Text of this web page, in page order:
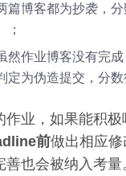
篇博客都为抄袭，
；
然作业博客没有完
定为伪造提交，分数
作业，如果能积
前做出相应
善也会被纳入考